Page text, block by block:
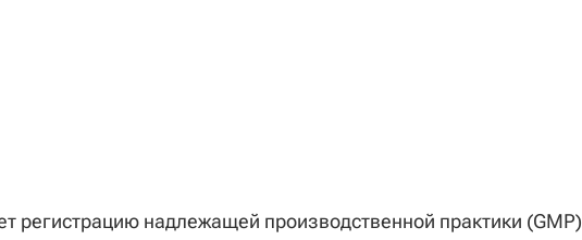
регистрацию надлежащей производственной практики (GMP)